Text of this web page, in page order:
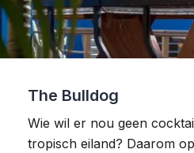
The Bulldog
Wie wil er nou geen
tropisch eiland? Daarom